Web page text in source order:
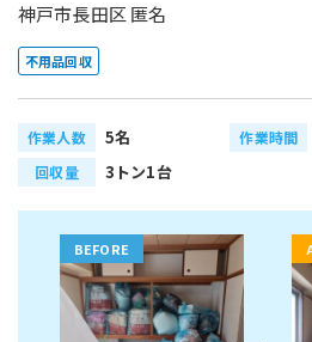
神戸市長田区 匿名
不用品回収
作業人数 5名 作業時間
回収量 3トン1台